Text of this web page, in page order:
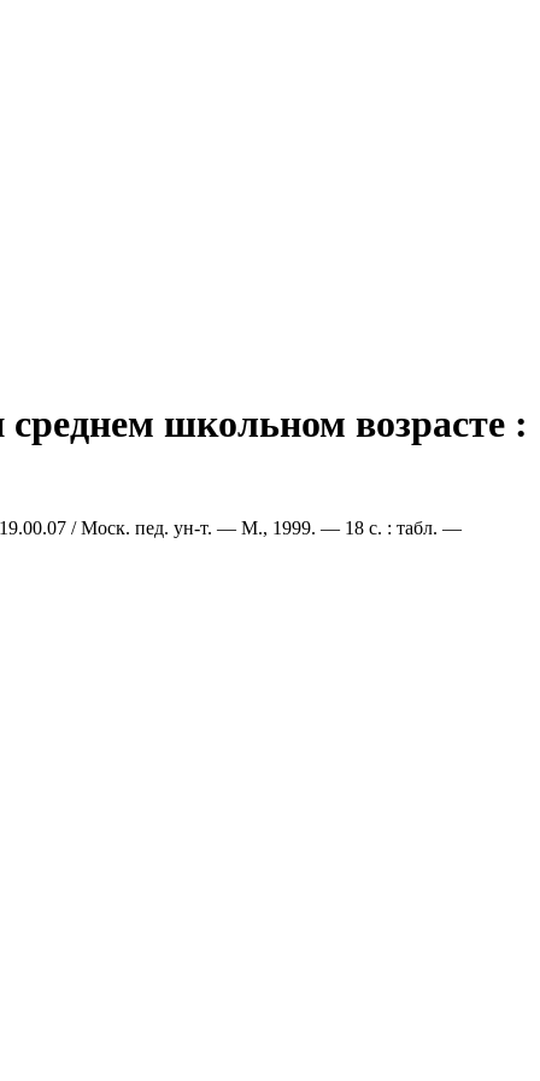
школьном возрасте :
19.00.07 / Моск. пед. ун-т. — М., 1999. — 18 с. : табл. —